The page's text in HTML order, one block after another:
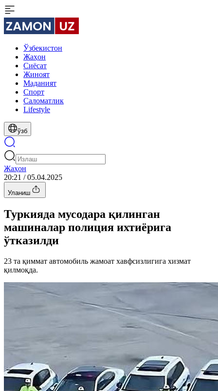
Ўзбекистон
Жаҳон
Сиёсат
Жиноят
Маданият
Спорт
Cаломатлик
Lifestyle
ўзб
Жаҳон
20:21 / 05.04.2025
Уланиш
Туркияда мусодара қилинган
машиналар полиция ихтиёрига
ўтказилди
23 та қиммат автомобиль жамоат хавфсизлигига хизмат
қилмоқда.